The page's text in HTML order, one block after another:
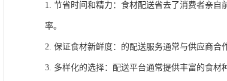
1. 节省时间和精力：食材配送省去了消费者亲
率。
2. 保证食材新鲜度：的配送服务通常与供应商合
3. 多样化的选择：配送平台通常提供丰富的食材